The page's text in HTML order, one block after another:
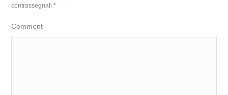
contrassegnati*
Comment